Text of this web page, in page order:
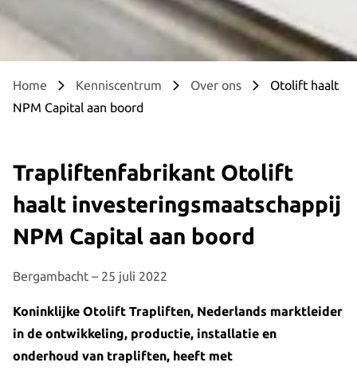
Home Kenniscentrum Over ons
Otolift haalt
NPM Capital aan boord
Trapliftenfabrikant Otolift
haalt investeringsmaatschappij
NPM Capital aan boord
Bergambacht – 25 juli 2022
Koninklijke Otolift Trapliften, Nederlands marktleider
in de ontwikkeling, productie, installatie en
onderhoud van trapliften, heeft met